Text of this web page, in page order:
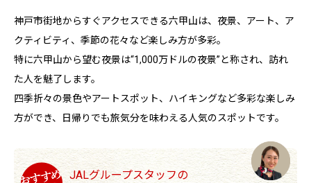
神戸市街地からすぐアクセスできる六甲山は、夜景、アート、ア
クティビティ、季節の花々など楽しみ方が多彩。
特に六甲山から望む夜景は“1,000万ドルの夜景”と称され、訪れ
た人を魅了します。
四季折々の景色やアートスポット、ハイキングなど多彩な楽しみ
方ができ、日帰りでも旅気分を味わえる人気のスポットです。
JALグループスタッフの